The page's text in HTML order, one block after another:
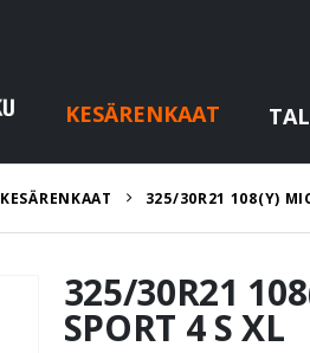
KESÄRENKAAT
KESÄRENKAAT 325/30R21 108(Y)
325/30R21
SPORT 4 S XL